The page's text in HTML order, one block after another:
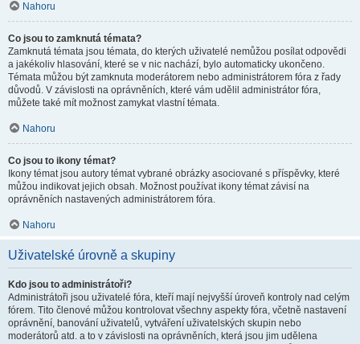
Nahoru
Co jsou to zamknutá témata?
Zamknutá témata jsou témata, do kterých uživatelé nemůžou posílat odpovědi
a jakékoliv hlasování, které se v nic nachází, bylo automaticky ukončeno.
Témata můžou být zamknuta moderátorem nebo administrátorem fóra z řady
důvodů. V závislosti na oprávněních, které vám udělil administrátor fóra,
můžete také mít možnost zamykat vlastní témata.
Nahoru
Co jsou to ikony témat?
Ikony témat jsou autory témat vybrané obrázky asociované s příspěvky, které
můžou indikovat jejich obsah. Možnost používat ikony témat závisí na
oprávněních nastavených administrátorem fóra.
Nahoru
Uživatelské úrovně a skupiny
Kdo jsou to administrátoři?
Administrátoři jsou uživatelé fóra, kteří mají nejvyšší úroveň kontroly nad celým
fórem. Tito členové můžou kontrolovat všechny aspekty fóra, včetně nastavení
oprávnění, banování uživatelů, vytváření uživatelských skupin nebo
moderátorů atd. a to v závislosti na oprávněních, která jsou jim udělena